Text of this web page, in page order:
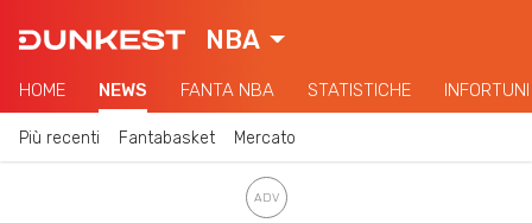
NBA
HOME NEWS FANTA NBA STATISTICHE INFORTUNI
Più recenti Fantabasket Mercato